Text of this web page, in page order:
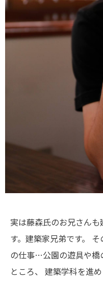
実は藤森氏のお兄さん
す。建築家兄弟です。
そ
の仕事…公園の遊具や橋
ところ、 建築学科を進